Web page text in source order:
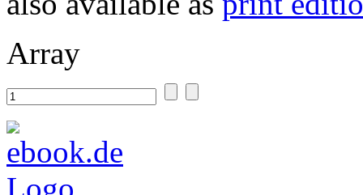
Array